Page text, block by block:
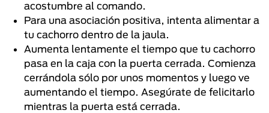
acostumbre al comando.
Para una asociación positiva, intenta alimentar a
tu cachorro dentro de la jaula.
Aumenta lentamente el tiempo que tu cachorro
pasa en la caja con la puerta cerrada. Comienza
cerrándola sólo por unos momentos y luego ve
aumentando el tiempo. Asegúrate de felicitarlo
mientras la puerta está cerrada.